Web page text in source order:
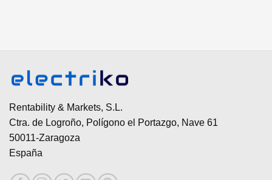
Rentability & Markets, S.L.
Ctra. de Logroño, Polígono el Portazgo, Nave 61
50011-Zaragoza
España